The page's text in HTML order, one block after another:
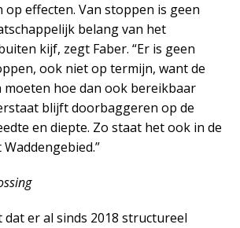
effecten. Van stoppen is geen
belang van het
kijf, zegt Faber. “Er is geen
ook niet op termijn, want de
moeten hoe dan ook bereikbaar
blijft doorbaggeren op de
en diepte. Zo staat het ook in de
er al sinds 2018 structureel